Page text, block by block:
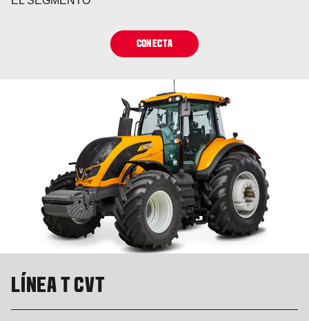
CONECTA
LÍNEA T CVT